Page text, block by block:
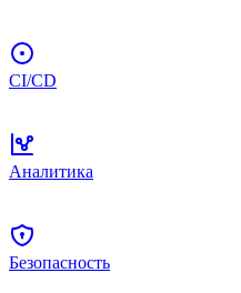
CI/CD
Аналитика
Безопасность